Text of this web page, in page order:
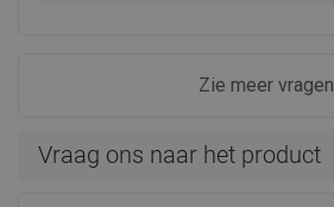
Zie meer vragen
Vraag ons naar het product